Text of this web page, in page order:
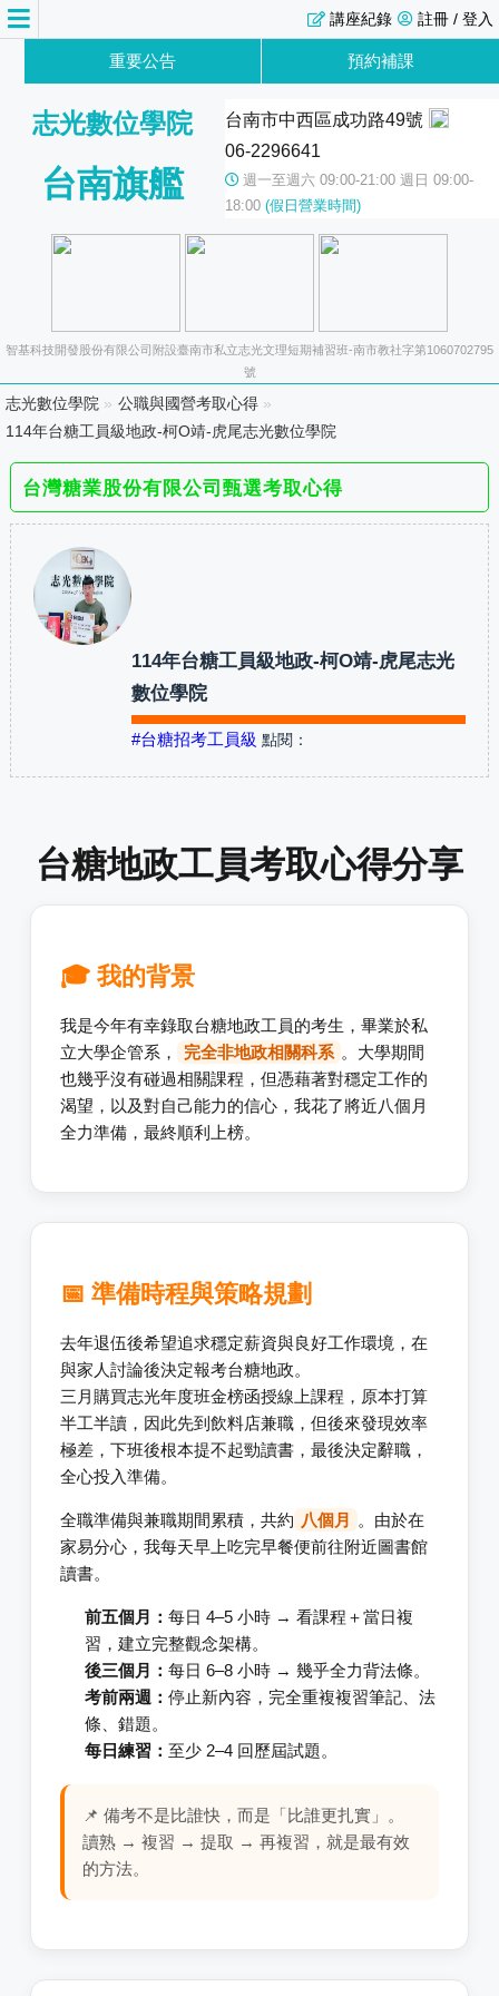
註冊 / 登入
講座紀錄
重要公告 預約補課
志光數位學院
台南旗艦
台南市中西區成功路49號
06-2296641
週一至週六 09:00-21:00 週日 09:00-
18:00 (假日營業時間)
智基科技開發股份有限公司附設臺南市私立志光文理短期補習班-南市教社字第1060702795
號
志光數位學院 » 公職與國營考取心得 »
114年台糖工員級地政-柯O靖-虎尾志光數位學院
台灣糖業股份有限公司甄選考取心得
114年台糖工員級地政-柯O靖-虎尾志光
數位學院
#台糖招考工員級 點閱：
台糖地政工員考取心得分享
🎓 我的背景
我是今年有幸錄取台糖地政工員的考生，畢業於私
立大學企管系，
完全非地政相關科系 。大學期間
也幾乎沒有碰過相關課程，但憑藉著對穩定工作的
渴望，以及對自己能力的信心，我花了將近八個月
全力準備，最終順利上榜。
📅 準備時程與策略規劃
去年退伍後希望追求穩定薪資與良好工作環境，在
與家人討論後決定報考台糖地政。
三月購買志光年度班金榜函授線上課程，原本打算
半工半讀，因此先到飲料店兼職，但後來發現效率
極差，下班後根本提不起勁讀書，最後決定辭職，
全心投入準備。
全職準備與兼職期間累積，共約 八個月
。由於在
家易分心，我每天早上吃完早餐便前往附近圖書館
讀書。
前五個月： 每日 4–5 小時 → 看課程＋當日複
習，建立完整觀念架構。
後三個月： 每日 6–8 小時 → 幾乎全力背法條。
考前兩週： 停止新內容，完全重複複習筆記、法
條、錯題。
每日練習： 至少 2–4 回歷屆試題。
📌 備考不是比誰快，而是「比誰更扎實」。
讀熟 → 複習 → 提取 → 再複習，就是最有效
的方法。